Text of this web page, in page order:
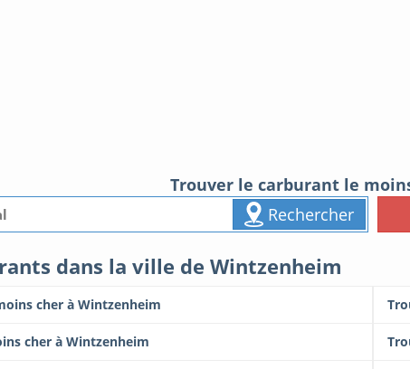
Trouver le carburant le
Rechercher
dans la ville de Wintzenheim
cher à Wintzenheim
cher à Wintzenheim